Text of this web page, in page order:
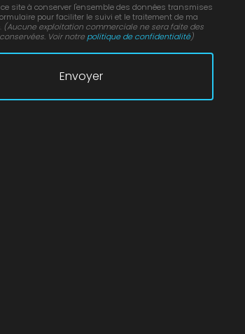
site à conserver l'ensemble des données transmises
pour faciliter le suivi et le traitement de ma
(Aucune exploitation commerciale ne sera faite des
Voir notre politique de confidentialité)